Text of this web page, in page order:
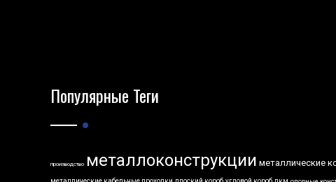
Популярные Теги
производство металлоконструкции металлические